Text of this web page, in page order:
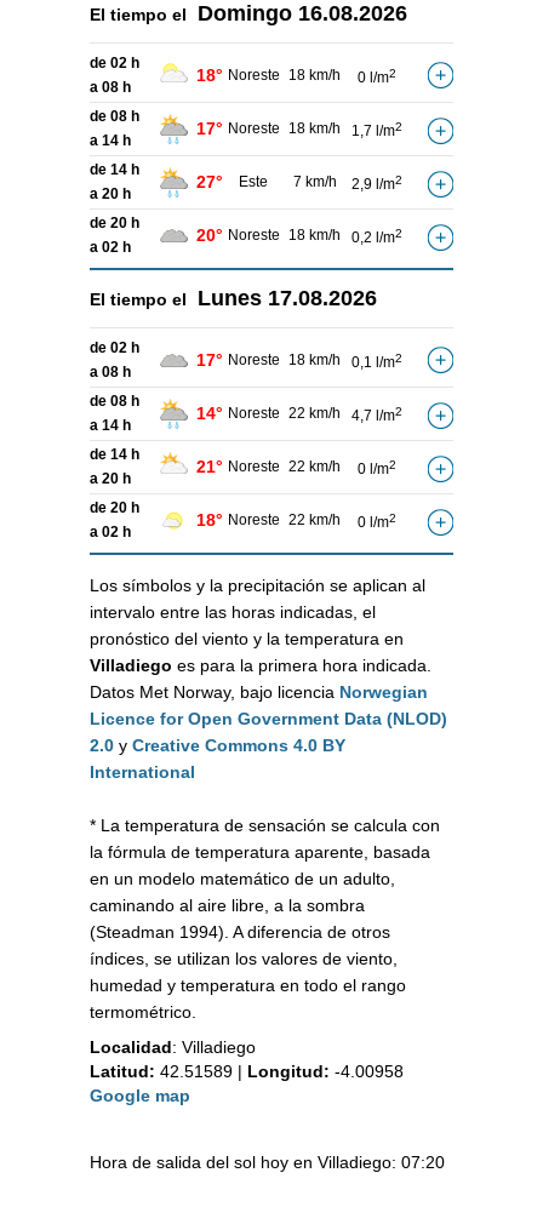
El tiempo el Domingo 16.08.2026
de 02 h
a 08 h
18° Noreste 18 km/h 0 l/m2
de 08 h
a 14 h
17° Noreste 18 km/h 1,7 l/m2
de 14 h
a 20 h
27° Este 7 km/h 2,9 l/m2
de 20 h
a 02 h
20° Noreste 18 km/h 0,2 l/m2
El tiempo el Lunes 17.08.2026
de 02 h
a 08 h
17° Noreste 18 km/h 0,1 l/m2
de 08 h
a 14 h
14° Noreste 22 km/h 4,7 l/m2
de 14 h
a 20 h
21° Noreste 22 km/h 0 l/m2
de 20 h
a 02 h
18° Noreste 22 km/h 0 l/m2
Los símbolos y la precipitación se aplican al
intervalo entre las horas indicadas, el
pronóstico del viento y la temperatura en
Villadiego es para la primera hora indicada.
Datos Met Norway, bajo licencia Norwegian
Licence for Open Government Data (NLOD)
2.0 y Creative Commons 4.0 BY
International
* La temperatura de sensación se calcula con
la fórmula de temperatura aparente, basada
en un modelo matemático de un adulto,
caminando al aire libre, a la sombra
(Steadman 1994). A diferencia de otros
índices, se utilizan los valores de viento,
humedad y temperatura en todo el rango
termométrico.
Localidad: Villadiego
Latitud: 42.51589 | Longitud: -4.00958
Google map
Hora de salida del sol hoy en Villadiego: 07:20